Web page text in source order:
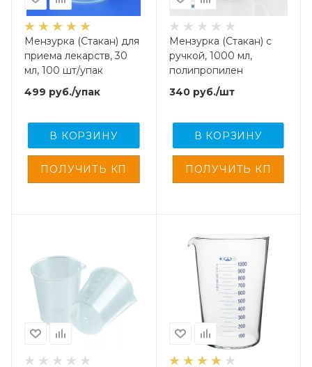
Мензурка (Стакан) для
приема лекарств, 30
мл, 100 шт/упак
499 руб./упак
В КОРЗИНУ
Мензурка (Стакан) с
ручкой, 1000 мл,
полипропилен
340руб./шт
В КОРЗИНУ